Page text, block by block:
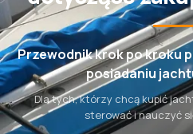
Przewodnik krok po kroku
posiadaniu
Dla tych, którzy chcą kupić
sterować i nauczyć